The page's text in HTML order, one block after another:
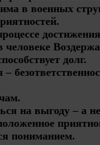
в военных
человеке
долг.
на выгоду – а
пониманием.